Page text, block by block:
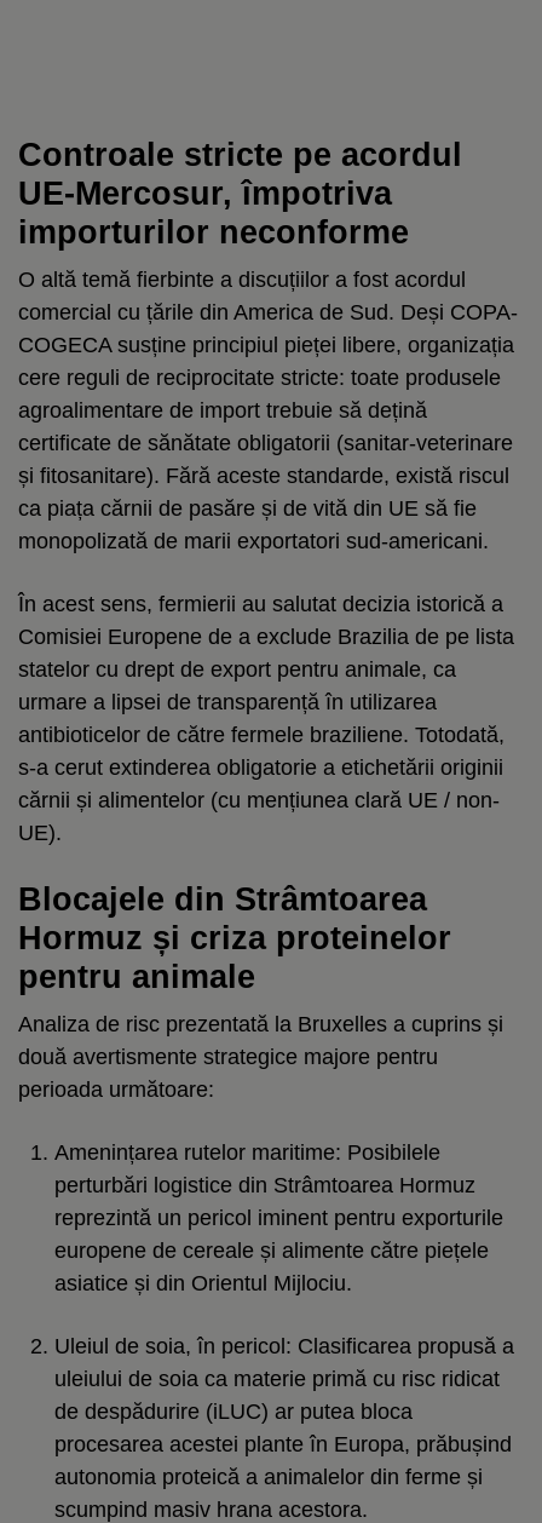
Controale stricte pe acordul
UE-Mercosur, împotriva
importurilor neconforme
O altă temă fierbinte a discuțiilor a fost acordul
comercial cu țările din America de Sud. Deși COPA-
COGECA susține principiul pieței libere, organizația
cere reguli de reciprocitate stricte: toate produsele
agroalimentare de import trebuie să dețină
certificate de sănătate obligatorii (sanitar-veterinare
și fitosanitare). Fără aceste standarde, există riscul
ca piața cărnii de pasăre și de vită din UE să fie
monopolizată de marii exportatori sud-americani.
În acest sens, fermierii au salutat decizia istorică a
Comisiei Europene de a exclude Brazilia de pe lista
statelor cu drept de export pentru animale, ca
urmare a lipsei de transparență în utilizarea
antibioticelor de către fermele braziliene. Totodată,
s-a cerut extinderea obligatorie a etichetării originii
cărnii și alimentelor (cu mențiunea clară UE / non-
UE).
Blocajele din Strâmtoarea
Hormuz și criza proteinelor
pentru animale
Analiza de risc prezentată la Bruxelles a cuprins și
două avertismente strategice majore pentru
perioada următoare:
Amenințarea rutelor maritime: Posibilele
perturbări logistice din Strâmtoarea Hormuz
reprezintă un pericol iminent pentru exporturile
europene de cereale și alimente către piețele
asiatice și din Orientul Mijlociu.
Uleiul de soia, în pericol: Clasificarea propusă a
uleiului de soia ca materie primă cu risc ridicat
de despădurire (iLUC) ar putea bloca
procesarea acestei plante în Europa, prăbușind
autonomia proteică a animalelor din ferme și
scumpind masiv hrana acestora.